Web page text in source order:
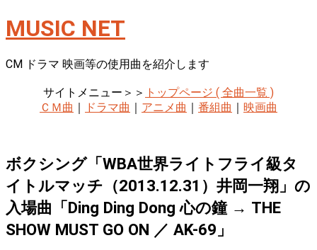
MUSIC NET
CM ドラマ 映画等の使用曲を紹介します
サイトメニュー＞＞ トップページ ( 全曲一覧 )
ＣＭ曲 ｜ ドラマ曲 ｜ アニメ曲 ｜ 番組曲 ｜ 映画曲
ボクシング「WBA世界ライトフライ級タ
イトルマッチ（2013.12.31）井岡一翔」の
入場曲「Ding Ding Dong 心の鐘 → THE
SHOW MUST GO ON ／ AK-69」